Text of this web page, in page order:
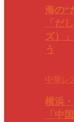
海の“
「だ
ズ）
う
中華レ
横浜
「中